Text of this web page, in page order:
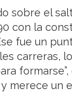
sobre el
con la
fue un
carreras,
merece un